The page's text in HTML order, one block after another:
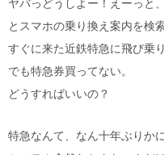
とスマホの乗り換え案内を検
すぐに来た近鉄特急に飛び乗
でも特急券買ってない。
どうすればいいの？
特急なんて、なん十年ぶりか